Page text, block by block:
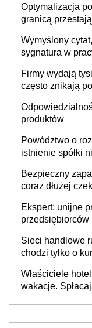
Optymalizacja
granicą
Wymyślony
sygnatura w
Firmy wydają
często znikają
produktów
Powództwo o
istnienie spółki
Bezpieczny
coraz dłużej
Ekspert: unijne
Sieci handlowe
chodzi tylko o
cichu
Właściciele
wakacje.